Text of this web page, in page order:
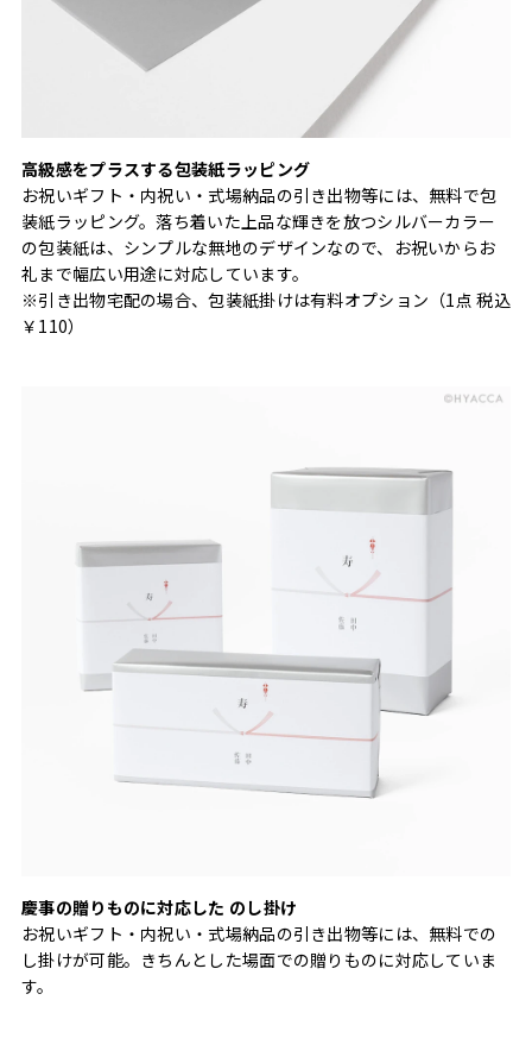
高級感をプラスする包装紙ラッピング
お祝いギフト・内祝い・式場納品の引き出物等には、無料で包
装紙ラッピング。落ち着いた上品な輝きを放つシルバーカラー
の包装紙は、シンプルな無地のデザインなので、お祝いからお
礼まで幅広い用途に対応しています。
※引き出物宅配の場合、包装紙掛けは有料オプション（1点 税込
￥110）
慶事の贈りものに対応した のし掛け
お祝いギフト・内祝い・式場納品の引き出物等には、無料での
し掛けが可能。きちんとした場面での贈りものに対応していま
す。